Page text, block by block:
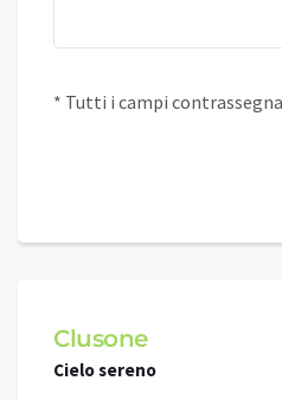
* Tutti i campi
Schilpario
Cielo sereno